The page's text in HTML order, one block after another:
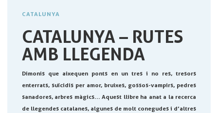
CATALUNYA
CATALUNYA – RUTES
AMB LLEGENDA
Dimonis que aixequen ponts en un tres i no res, tresors
enterrats, suïcidis per amor, bruixes, gossos-vampirs, pedres
sanadores, arbres màgics... Aquest llibre ha anat a la recerca
de llegendes catalanes, algunes de molt conegudes i d’altres